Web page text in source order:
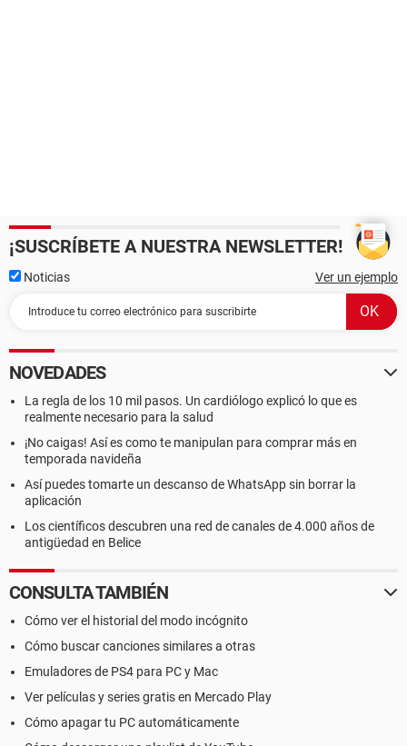
¡SUSCRÍBETE A NUESTRA NEWSLETTER!
Noticias Ver un ejemplo
NOVEDADES
La regla de los 10 mil pasos. Un cardiólogo explicó lo que es
realmente necesario para la salud
¡No caigas! Así es como te manipulan para comprar más en
temporada navideña
Así puedes tomarte un descanso de WhatsApp sin borrar la
aplicación
Los científicos descubren una red de canales de 4.000 años de
antigüedad en Belice
CONSULTA TAMBIÉN
Cómo ver el historial del modo incógnito
Cómo buscar canciones similares a otras
Emuladores de PS4 para PC y Mac
Ver películas y series gratis en Mercado Play
Cómo apagar tu PC automáticamente